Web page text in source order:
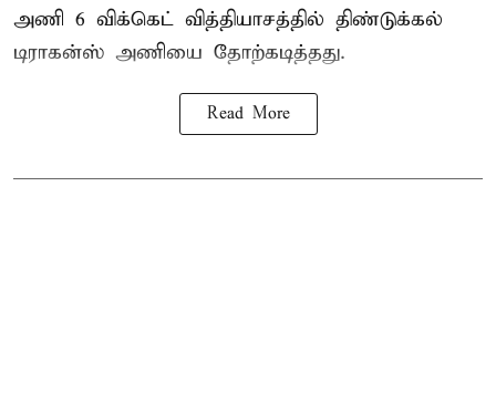
அணி 6 விக்கெட் வித்தியாசத்தில் திண்டுக்கல்
டிராகன்ஸ் அணியை தோற்கடித்தது.
Read More